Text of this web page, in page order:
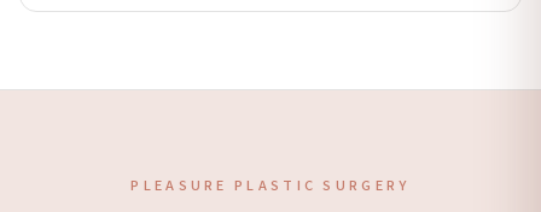
PLEASURE PLASTIC SURGERY